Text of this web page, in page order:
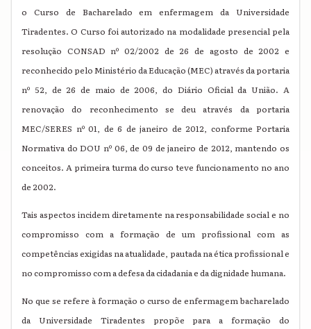
o Curso de Bacharelado em enfermagem da Universidade
Tiradentes. O Curso foi autorizado na modalidade presencial pela
resolução CONSAD nº 02/2002 de 26 de agosto de 2002 e
reconhecido pelo Ministério da Educação (MEC) através da portaria
nº 52, de 26 de maio de 2006, do Diário Oficial da União. A
renovação do reconhecimento se deu através da portaria
MEC/SERES nº 01, de 6 de janeiro de 2012, conforme Portaria
Normativa do DOU nº 06, de 09 de janeiro de 2012, mantendo os
conceitos. A primeira turma do curso teve funcionamento no ano
de 2002.
Tais aspectos incidem diretamente na responsabilidade social e no
compromisso com a formação de um profissional com as
competências exigidas na atualidade, pautada na ética profissional e
no compromisso com a defesa da cidadania e da dignidade humana.
No que se refere à formação o curso de enfermagem bacharelado
da Universidade Tiradentes propõe para a formação do